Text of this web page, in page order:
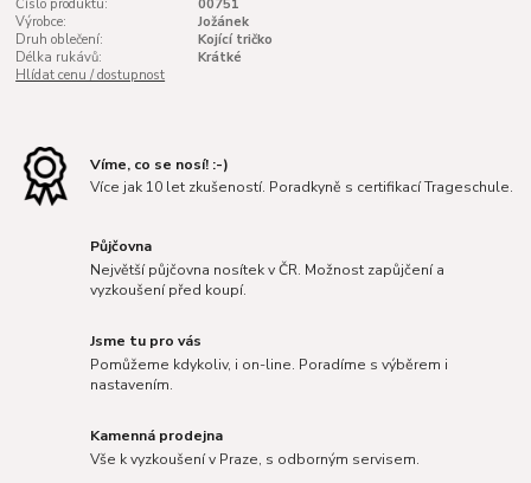
Číslo produktu:
00751
Výrobce:
Jožánek
Druh oblečení:
Kojící tričko
Délka rukávů:
Krátké
Hlídat cenu / dostupnost
Víme, co se nosí! :-)
Více jak 10 let zkušeností. Poradkyně s certifikací Trageschule.
Půjčovna
Největší půjčovna nosítek v ČR. Možnost zapůjčení a
vyzkoušení před koupí.
Jsme tu pro vás
Pomůžeme kdykoliv, i on-line. Poradíme s výběrem i
nastavením.
Kamenná prodejna
Vše k vyzkoušení v Praze, s odborným servisem.